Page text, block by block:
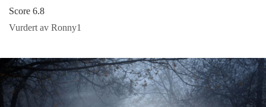
Score 6.8
Vurdert av Ronny1